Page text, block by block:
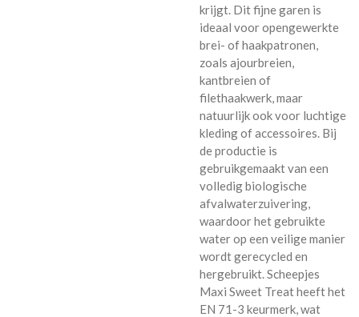
krijgt. Dit fijne garen is
ideaal voor opengewerkte
brei- of haakpatronen,
zoals ajourbreien,
kantbreien of
filethaakwerk, maar
natuurlijk ook voor luchtige
kleding of accessoires. Bij
de productie is
gebruikgemaakt van een
volledig biologische
afvalwaterzuivering,
waardoor het gebruikte
water op een veilige manier
wordt gerecycled en
hergebruikt. Scheepjes
Maxi Sweet Treat heeft het
EN 71-3 keurmerk, wat